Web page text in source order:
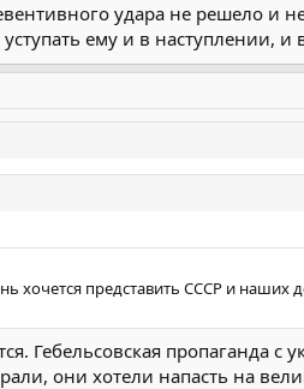
удара не решело и
ему и в наступлении, и
хочется представить СССР и
Гебельсовская пропаганда с
они хотели напасть на